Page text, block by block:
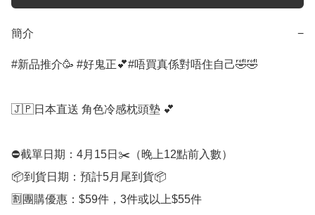
簡介 −
#新品推介🥳 #好鬼正💕#唔買真係對唔住自己🤣🤣
🇯🇵日本直送 角色冷感枕頭墊 💕
⛔️截單日期：4月15日✂️（晚上12點前入數）
📦到貨日期：預計5月尾到貨📦
🈹團購優惠：$59件，3件或以上$55件